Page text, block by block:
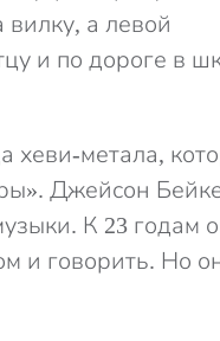
вилку, а левой
и по дороге в
хеви-метала,
Джейсон
К 23 годам
и говорить. Но